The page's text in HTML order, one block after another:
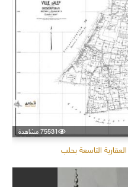
75531 مشاهدة
التاسعة بحلب